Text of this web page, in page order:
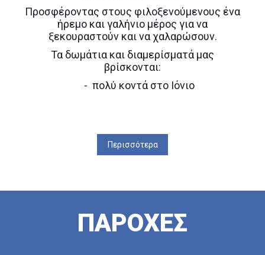
Προσφέροντας στους φιλοξενούμενους ένα
ήρεμο και γαλήνιο μέρος για να
ξεκουραστούν και να χαλαρώσουν.
Τα δωμάτια και διαμερίσματά μας
βρίσκονται:
- πολύ κοντά στο Ιόνιο
καταστήματα, εστιατόρια και νυχτερινή
ζωή
και από ελκυστικά τοπία.
διαμερίσματα όπου κυριαρχεί η καθαριότητα
και η ζεστή φιλοξενία, είναι πλήρως
Περισσότερα
ΠΑΡΟΧΕΣ